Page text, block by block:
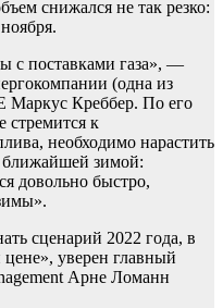
снижался не так резко:
с поставками газа», —
(одна из
Маркус Креббер. По его
стремится к
необходимо нарастить
ближайшей зимой:
довольно быстро,
сценарий 2022 года, в
уверен главный
Арне Ломанн